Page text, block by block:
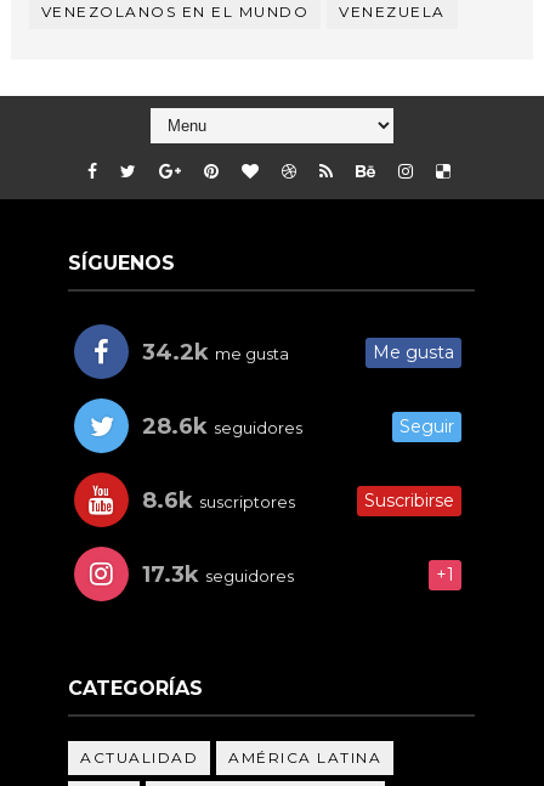
VENEZOLANOS EN EL MUNDO VENEZUELA
SÍGUENOS
34.2k me gusta Me gusta
28.6k seguidores Seguir
8.6k suscriptores Suscribirse
17.3k seguidores +1
CATEGORÍAS
ACTUALIDAD AMÉRICA LATINA